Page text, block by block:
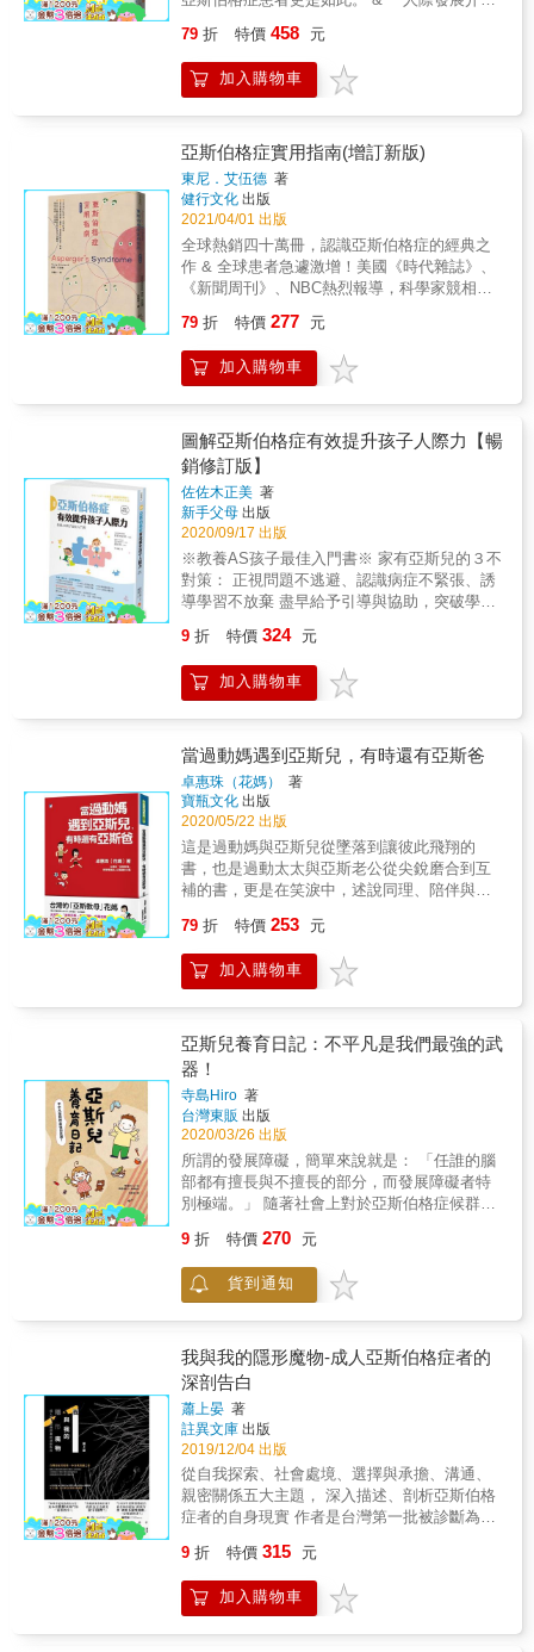
書 不要以為在家逼孩子念書就能提升學習力，
讓孩子喘口氣，將課業放心地交給學校， 在家
的時間讓孩子養成自修習慣，才能快樂學習。 ‧
養自立、自律，又有自尊心和幹勁的孩子。 ‧一
視同仁的平等對待 應平等對待每一個孩子， 不
要將焦點全放在有學習障礙的孩子身上， 接受
每個孩子獨特的地方，他們自然學會互相照
顧。 ‧按部就班，反覆練習 明確指出希望孩子
必要學會的事， 並訂出簡單具體的規則，待孩
子反覆練習並確實做到後， 再慢慢增加新項
目，才不會讓他們感到混亂。 ‧給予正面肯定的
教養 老是質疑「孩子怎麼就是學不會？」 只會
予獎勵或稱讚，藉以提高孩子的學習意願。 ‧養
成問問題的習慣 協助孩子養成開口發問的習
慣，如果對事情感到困惑， 就具體說明自己的
疑問，並主動惑詢問他人的意見， 並共同討
論，一起思考決的方法。 ‧創造選擇，思考環境
製造選擇的場面，像是買衣服或鞋子， 讓孩子
有機會自己做出更好的選擇， 並為自己的決定
負責，藉以提高孩子的自主性。&& & 〔第三冊
內容〕 ※教養AS孩子最佳入門書※ 家有亞斯兒
的３不對策： 正視問題不逃避、認識病症不緊
張、誘導學習不放棄 盡早給予引導與協助，突
破學習、行為、人際、溝通等障礙。 【本書特
顧自地說想說的話‧不懂別人的情緒反應‧對肢體
碰觸極度反感 ‧堅持相同路徑與順序‧記憶佳，但
缺乏想像‧記不住運動步驟規則 先認識亞斯伯格
症，才能理解亞斯兒， 進而給予支援，引導他
難‧訓練生活能力 ‧幫助自立生活‧促使解決問題‧
協助建立自信 【把握教養７重點】 從旁引導，
避免挑剔與指責， 就能把亞斯兒從另一個世界
拉回來！ １按部就班 連續性工作慢慢教，一步
驟達成，再換下個步驟。 把「一口氣教所有
事」改為「分多個指令傳達」。 ２說明具體 不
模棱兩可，具體直接地說「要求孩子做的
事」， 如「把衣服摺好」比「衣服收整齊」更
容易理解。 ３長話短說 省略多餘贅字。冗長的
衣服，你乾脆順便整理一下」。 ４圖像輔助 以
言語搭配圖畫、照片、文字、手勢、姿體動
作， 或製作「檢查用表格」都可以提高孩子理
減少他自行猜測的機會， 如說「衣服摺完就
好」，別讓他判斷該不該歸位。 ６減少失敗經
驗 觀察孩子能力，交付可勝任的事，有助自信
建立。 強求凡事都做，累積失敗經驗，會使他
變得退縮。 ７肯定多於責備 即便孩子做得不
好，也不要用負面的話來責備他， 保持心平氣
和的態度，並在他有進步時給予肯定。
為霸凌的原因。 意中心理師在此書，除了想對
所有老師們說：「大人的態度，深深影響特殊
需求孩子如何看待自己，同時，也影響其他同
學如何看待特殊需求孩子。」此外，他特別針
對8種特殊需求孩子的不同特質，提出保護自
己，避免被霸凌的方法；他也讓一般孩子藉由
角色互換等練習，理解8種特殊需求孩子的不同
特質，進而同理與接納；他更讓霸凌者去覺察
自己的內在。因唯有被霸凌者、目賭霸凌者以
及霸凌者皆被關注，霸凌才可能有消失的一
日。 《不動怒，與亞斯伯格症孩子親近溝通》
兒童心理專家王意中臨床心理師的第20本作
品，幫助父母和老師，與亞斯兒建立關係，溝
通無礙。 ──固著性強和社交困難，隔離了亞斯
孩子多無助，滿腹心事說不出。 ● 本書幫助父
母和老師，與亞斯兒建立關係，溝通無礙。
◆◆◆ 我們有彈性，亞斯兒也能學會不膠著。
能。 我們的理解與陪伴，就是這變動不安的世
界上， 亞斯兒最安心的後盾。 ◆◆◆ & 天生
的社交能力弱加上固著性強，讓亞斯伯格症孩
子動輒陷入膠著狀態，常與外界變化、他人反
應脫節。但亞斯特質是隱性的，往往被批評為
「白目」、「冷漠」、「毛很多」、「怪胎」
等，莫名遭受誤解和排擠。 王意中心理師完全
理解，亞斯孩子是家長與老師最大的挑戰和擔
兒的父母： ● 孩子常卡在某個點上打轉，怎麼
答應就大發脾氣，甚至歇斯底里，怎麼辦？ ●
一點錯都說不得，叫也叫不動，怎麼辦？ 亞斯
兒的老師： ● 孩子上課老是不進教室，在校園
閒晃，怎麼辦？ ● 班上換座位或來了新同學，
小變化卻引爆大激動，怎麼辦？ ● 同學不小心
碰觸到身體，竟演變成嚴重衝突，怎麼辦？ 與
亞斯兒溝通與互動，「建立關係」最重要。亞
斯兒一旦接受你，就會接受你所說的話。並
且，一視同仁在此不適用，因為對於特殊需求
孩子，「因材施教」才是最佳解方。 亞斯兒的
確不容易溝通，但其實一點也不難搞，只是需
要「懂」他的我們，細膩以待。 &
格症的經典之作。書中涵蓋作者擔任臨床心理
分析師所經歷的診療案例，並加入大量亞斯伯
鑑定治療，均有很大的裨益。 & 《兒童人際發
展活動手冊》 & 友誼需要技巧灌溉，這對任何
人來說都是一大挑戰，對於人際關係技巧拙劣
「人際發展介入治療」(RDI)是針對自閉症在社
交技巧上的缺陷，特別為父母與臨床治療師所
設計的課程。RDI融入多種的治療技巧，有系統
地引導患童發展人際關係技巧，目前RDI已成為
治療自閉症與亞斯伯格症等最佳選擇之一。 &
本書是RDI創始人葛斯丁博士，特別為二至八歲
的孩童所設計的活動課程，以一系列的遊戲活
新手、學徒、挑戰者三級，以及專心、參照能
力、調控能力、協調合作等十二階段，詳列執
行重點與步驟，能讓二至八歲孩子的行為更生
與學員都能經由語言和非語言的溝通過程，逐
漸建立真正的友誼，創造出屬於每個人獨一無
二的社交智能和人際感受。非常適合患童父母
老師、治療師、 社工人員以及特教專業工作人
員使用。 & 本書特色 & ★ 全球發行11國版
本，熱銷40萬冊 ★ 亞馬遜書店五顆星推薦 自
閉症協會特別推薦 ★ 台北市立聯合醫院婦幼院
區小兒科主治醫師陳佩琪醫師真摯推薦 ★ 亞馬
遜網路書店五顆星推薦 ★ 人際發展介入療法創
始人史提芬‧葛斯丁，繼《解開人際關係之謎》
動。 ★ 138個針對2至8歲孩童設計的簡單遊
戲，是開啟自閉兒社交智能的最佳手冊。
陷，特別為父母與臨床治療師所設計的課程。
RDI融入多種的治療技巧，有系統地引導患童發
展人際關係技巧，目前RDI已成為治療自閉症與
計的活動課程，以一系列的遊戲活動，帶領他
們發展社交與情緒成長。本書分為新手、學
徒、挑戰者三級，以及專心、參照能力、調控
能力、協調合作等十二階段，詳列執行重點與
步驟，能讓二至八歲孩子的行為更生動自然，
並且在提升社交技巧後，交到懂得欣賞他的朋
友。 & 系統性的課程參與學習，教練與學員都
能經由語言和非語言的溝通過程，逐漸建立真
正的友誼，創造出屬於每個人獨一無二的社交
療師、 社工人員以及特教專業工作人員使用。
& & & && & 本書特色 & ★ 亞馬遜網路書店五
顆星推薦 ★ 人際發展介入療法創始人史提芬‧
葛斯丁，繼《解開人際關係之謎》後，另以本
書詳述療法中第一到三級的練習活動。 ★ 138
個針對2至8歲孩童設計的簡單遊戲，是開啟自
閉兒社交智能的最佳手冊。 & 專業推薦 & ★
79 折 特價 458 元
加入購物車
亞斯伯格症實用指南(增訂新版)
東尼．艾伍德 著
健行文化 出版
2021/04/01 出版
全球熱銷四十萬冊，認識亞斯伯格症的經典之
作 & 全球患者急遽激增！美國《時代雜誌》、
《新聞周刊》、NBC熱烈報導，科學家競相研
越來越多的趨勢，這些患童因為欠缺與他人互
動的社會行為能力，使得在學校的學習生活和
人際關係出現障礙。究竟什麼是亞斯伯格症？
年來的研究成果和臨床經驗所獲得的知識彙整
成書，用淺顯易懂的文字為患童與一般大眾解
說亞斯伯格症。 & 本書從亞斯伯格症的診斷與
評估測驗介紹起，進而討論語言發展遲緩、社
交行為不合宜、動作笨拙等問題，書末還有常
見疑問解答篇，是認識亞斯伯格症的經典之
作。書中涵蓋作者擔任臨床心理分析師所經歷
的診療案例，並加入大量亞斯伯格患者的自
白，對於患者師長和醫護專業人員鑑定治療，
均有很大的裨益。 & 本書特色 & ★ 全球發行
薦 自閉症協會特別推薦 ★ 台北市立聯合醫院
婦幼院區小兒科主治醫師陳佩琪醫師真摯推薦
79 折 特價 277 元
加入購物車
圖解亞斯伯格症有效提升孩子人際力【暢
銷修訂版】
佐佐木正美 著
新手父母 出版
2020/09/17 出版
※教養AS孩子最佳入門書※ 家有亞斯兒的３不
對策： 正視問題不逃避、認識病症不緊張、誘
導學習不放棄 盡早給予引導與協助，突破學
簡單／ 清晰易懂的圖解模式 幫助了解亞斯伯格
症溝通障礙 方便／ 表列判斷法與協助管道 省
去自行摸索的茫然 實用／ 生活教養守則與應對
的情緒反應‧對肢體碰觸極度反感 ‧堅持相同路徑
與順序‧記憶佳，但缺乏想像‧記不住運動步驟規
則 先認識亞斯伯格症，才能理解亞斯兒， 進而
給予支援，引導他們達成以下目標： ‧培養社交
技巧‧降低溝通困難‧訓練生活能力 ‧幫助自立生
活‧促使解決問題‧協助建立自信 【把握教養７重
點】 從旁引導，避免挑剔與指責， 就能把亞斯
兒從另一個世界拉回來！ １按部就班 連續性工
作慢慢教，一步驟達成，再換下個步驟。 把
達」。 ２說明具體 不模棱兩可，具體直接地說
「要求孩子做的事」， 如「把衣服摺好」比
「衣服收整齊」更容易理解。 ３長話短說 省略
像「如果有爸爸的衣服，你乾脆順便整理一
下」。 ４圖像輔助 以言語搭配圖畫、照片、文
字、手勢、姿體動作， 或製作「檢查用表格」
都可以提高孩子理解程度。 ５預先告知 明確告
知孩子工作範圍，減少他自行猜測的機會， 如
說「衣服摺完就好」，別讓他判斷該不該歸
位。 ６減少失敗經驗 觀察孩子能力，交付可勝
任的事，有助自信建立。 強求凡事都做，累積
即便孩子做得不好，也不要用負面的話來責備
他， 保持心平氣和的態度，並在他有進步時給
予肯定。
9 折 特價 324 元
加入購物車
當過動媽遇到亞斯兒，有時還有亞斯爸
卓惠珠（花媽）
著
寶瓶文化 出版
2020/05/22 出版
這是過動媽與亞斯兒從墜落到讓彼此飛翔的
書，也是過動太太與亞斯老公從尖銳磨合到互
補的書，更是在笑淚中，述說同理、陪伴與愛
動，我哥亞斯。我是我們家唯一的正常人。」
這是過動媽與亞斯兒從墜落到讓彼此飛翔的
書，也是過動太太與亞斯老公從尖銳磨合到互
媽遇到AS孩子》全新增訂‧全新編排花媽原以為
自己生了個天才兒子，卻沒想到兒子被確診為
亞斯伯格。兒子小二開始看身心科，8歲時，曾
在字條上寫「我想死掉」。花媽是過動，她的
老公也是亞斯，因此，花媽笑稱自己既是「柯
南媽媽」，也是「柯南太太」。面對亞斯兒，
花媽一路走來，挫折與淚水並不亞於其他有特
殊兒的家長，但她不悲情或自憐，更多的是以
充滿幽默、智慧、彈性及耐心的同理與自省，
走過那一再衝擊著她的疼痛與顛簸。當面對亞
重訊息、不擅長人際關係，甚至拒學等難關
時，花媽以更多元、寬鬆的方式應對。例如，
當兒子不說話，她把自己想說的話，寫給兒子
兒子固執，她陪兒子找出更多可行的替代方
案。花媽為亞斯兒發聲，她說：‧亞斯兒不是故
意找碴，更不是愛糾正大人的語病，他只是要
求用字精準。‧亞斯兒不是刻意拒學，他只是無
法清楚說明他所在意的關鍵點。‧亞斯兒不是故
意不理人，他只是容易困在自己的思維裡。‧亞
斯兒不是不合群，因為他只能理解他人字面上
的意義，容易把一般人的玩笑話當真。花媽也
疚，先把自己照顧好，孩子才有機會學會照顧
自己。其次，努力去同理孩子、信任並陪伴，
這遠比早療、放棄自己的工作來得重要。因為
唯有同理孩子，信任孩子的選擇，告訴孩子：
「我會在你身邊，我們一起解決。」這才是讓
79 折 特價 253 元
加入購物車
亞斯兒養育日記：不平凡是我們最強的武
器！
寺島Hiro 著
台灣東販 出版
2020/03/26 出版
所謂的發展障礙，簡單來說就是： 「任誰的腦
部都有擅長與不擅長的部分，而發展障礙者特
別極端。」 隨著社會上對於亞斯伯格症候群、
認識， 我們逐漸能夠早期發現這些特殊的孩
子，但是對於該如何教養他們卻仍無定論。 有
人形容陪伴這樣的孩子成長的過程，天天都在
他們比成人更優異的天賦特質。 本書作者為漫
畫家，同時也是個雙寶媽。 兩個孩子先後都因
為具有不尋常的特質， 如：3歲就能一次拚3組
混合的60片拼圖、學琴能夠不打草稿地作曲
&hellip;等等， 而被診斷具有亞斯伯格症或具有
許有些辛苦）， 卻也充滿溫馨爆笑的生活點
滴。 讀完後，或許會改變你對於「發展障礙」
這件事情的看法。 你會發現，這些孩子不見得
「慢飛」， 甚至在擅長的領域裡他們一開始就
不同的想法， 並且抱持嶄新的希望。 以輕鬆幽
默的漫畫方式，呈現亞斯伯格症孩子最真實的
日常生活。 童言童語的對話互動十分療癒，相
9 折 特價 270 元
貨到通知
我與我的隱形魔物-成人亞斯伯格症者的
深剖告白
蕭上晏 著
註異文庫 出版
2019/12/04 出版
從自我探索、社會處境、選擇與承擔、溝通、
親密關係五大主題， 深入描述、剖析亞斯伯格
症者的自身現實 作者是台灣第一批被診斷為亞
定標準下，參與了許多相關研究計畫，從中覺
察研究結果與專著所述，經常出現與患者本人
的落差；但許多家長、醫師與教育界等陪伴
9 折 特價 315 元
加入購物車